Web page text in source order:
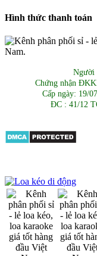
Hình thức thanh toán
Người
Chứng nhận
Cấp ngày: 19/
ĐC : 41/12